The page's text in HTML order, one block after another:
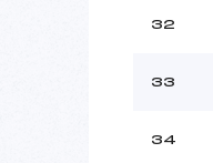
32
33
34